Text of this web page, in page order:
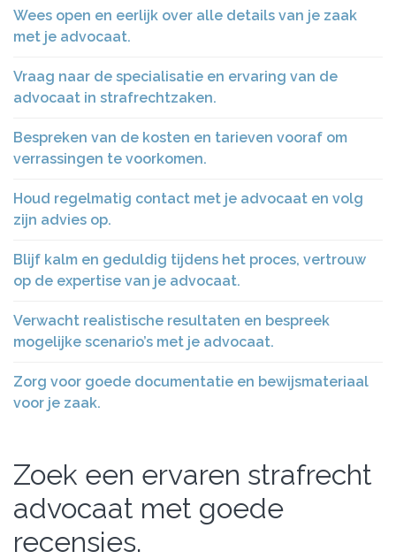
Wees open en eerlijk over alle details van je zaak
met je advocaat.
Vraag naar de specialisatie en ervaring van de
advocaat in strafrechtzaken.
Bespreken van de kosten en tarieven vooraf om
verrassingen te voorkomen.
Houd regelmatig contact met je advocaat en volg
zijn advies op.
Blijf kalm en geduldig tijdens het proces, vertrouw
op de expertise van je advocaat.
Verwacht realistische resultaten en bespreek
mogelijke scenario’s met je advocaat.
Zorg voor goede documentatie en bewijsmateriaal
voor je zaak.
Zoek een ervaren strafrecht
advocaat met goede
recensies.